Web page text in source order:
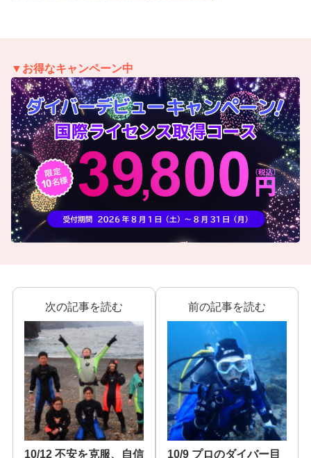
▼お得なキャンペーン中
次の記事を読む
10/12 不安を克服、自信
前の記事を読む
10/9 プロのダイバー目